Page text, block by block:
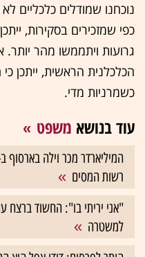
נוכחנו שמודלים כלכליים
כפי שמזכירים בסקירות,
גרועות ויתממשו מהר
הכלכלנית הראשית, ייתכן
כשמרניות מדי.
עוד בנושא משפט
רשות המסים
"אני יריתי בו": החשוד ברצח
למשטרה